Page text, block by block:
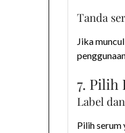
Tanda
Jika
7. Pilih
Label
Pilih serum